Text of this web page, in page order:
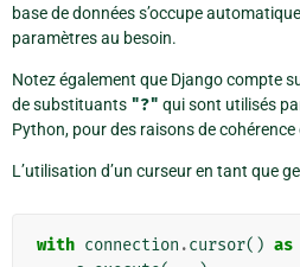
base de données s’occupe
paramètres au besoin.
Notez également que Django compte
de substituants "?" qui sont utilisés
Python, pour des raisons de cohérence
L’utilisation d’un curseur en tant que
with connection .cursor() as